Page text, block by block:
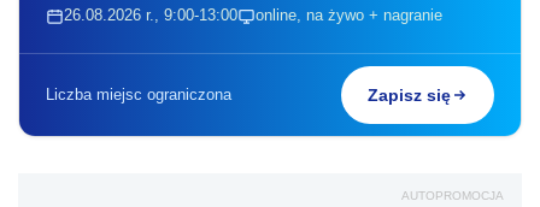
26.08.2026 r., 9:00-13:00 online, na żywo + nagranie
Liczba miejsc ograniczona Zapisz się
AUTOPROMOCJA